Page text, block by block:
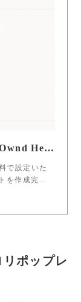
独自ドメインを利用する | Ameba Ownd Help (アメーバ オウンド ヘルプ)
で設定いた
を作成完…
リポップレ